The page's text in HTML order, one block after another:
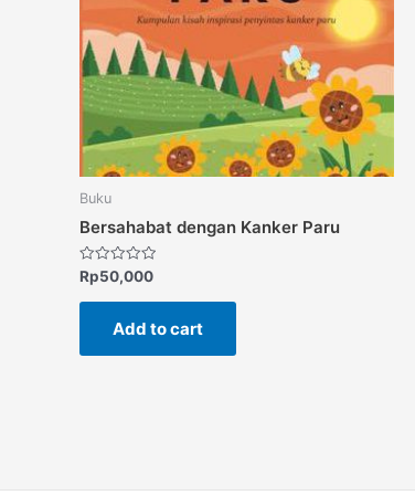
Buku
Bersahabat dengan Kanker Paru
Rated
0
out
Rp50,000
Add to cart